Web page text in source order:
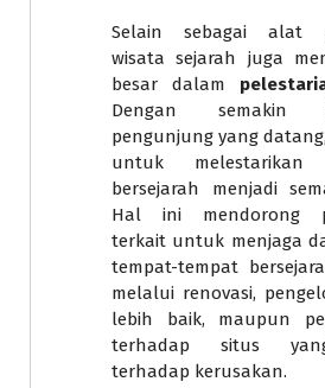
Selain sebagai alat
wisata sejarah juga
besar dalam
Dengan semakin
pengunjung yang
untuk melestarikan
bersejarah menjadi
Hal ini mendorong
terkait untuk menjaga
tempat-tempat
melalui renovasi,
lebih baik, maupun
terhadap situs
terhadap kerusakan.